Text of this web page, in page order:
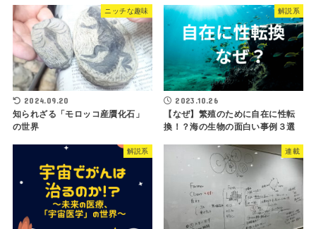
ニッチな趣味
2024.09.20
知られざる「モロッコ産贋化石」
の世界
解説系
2023.10.26
【なぜ】繁殖のために自在に性転
換！？海の生物の面白い事例３選
解説系 連載